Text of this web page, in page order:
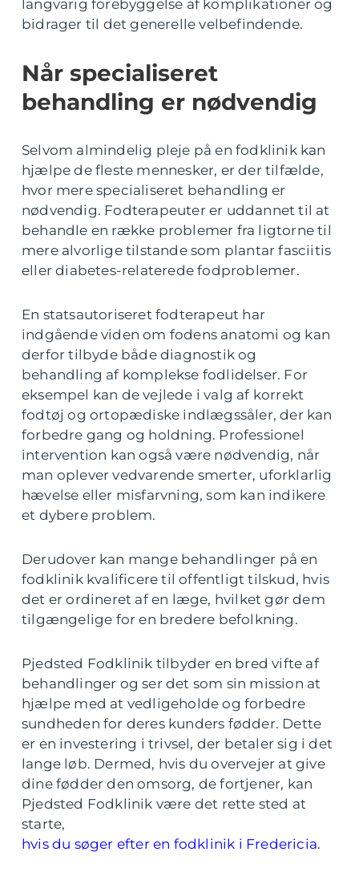
langvarig forebyggelse af komplikationer og
bidrager til det generelle velbefindende.
Når specialiseret
behandling er nødvendig
Selvom almindelig pleje på en fodklinik kan
hjælpe de fleste mennesker, er der tilfælde,
hvor mere specialiseret behandling er
nødvendig. Fodterapeuter er uddannet til at
behandle en række problemer fra ligtorne til
mere alvorlige tilstande som plantar fasciitis
eller diabetes-relaterede fodproblemer.
En statsautoriseret fodterapeut har
indgående viden om fodens anatomi og kan
derfor tilbyde både diagnostik og
behandling af komplekse fodlidelser. For
eksempel kan de vejlede i valg af korrekt
fodtøj og ortopædiske indlægssåler, der kan
forbedre gang og holdning. Professionel
intervention kan også være nødvendig, når
man oplever vedvarende smerter, uforklarlig
hævelse eller misfarvning, som kan indikere
et dybere problem.
Derudover kan mange behandlinger på en
fodklinik kvalificere til offentligt tilskud, hvis
det er ordineret af en læge, hvilket gør dem
tilgængelige for en bredere befolkning.
Pjedsted Fodklinik tilbyder en bred vifte af
behandlinger og ser det som sin mission at
hjælpe med at vedligeholde og forbedre
sundheden for deres kunders fødder. Dette
er en investering i trivsel, der betaler sig i det
lange løb. Dermed, hvis du overvejer at give
dine fødder den omsorg, de fortjener, kan
Pjedsted Fodklinik være det rette sted at
starte,
hvis du søger efter en fodklinik i Fredericia.